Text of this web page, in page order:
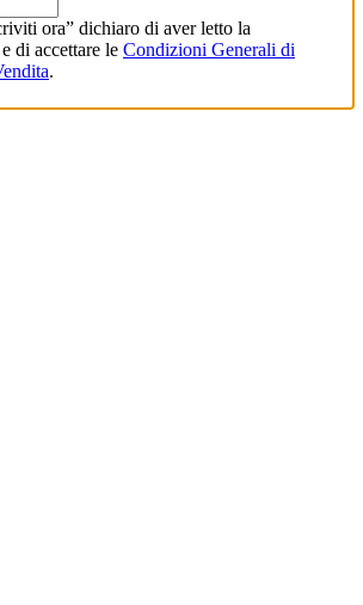
ora” dichiaro di aver letto la
e di accettare le Condizioni Generali di
.